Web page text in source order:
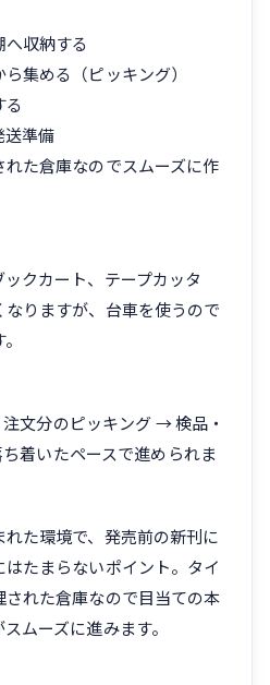
収納する
集める（ピッキング）
準備
た倉庫なのでスムーズに作
クカート、テープカッタ
りますが、台車を使うので
文分のピッキング → 検品・
着いたペースで進められま
た環境で、発売前の新刊に
たまらないポイント。タイ
された倉庫なので目当ての本
ムーズに進みます。